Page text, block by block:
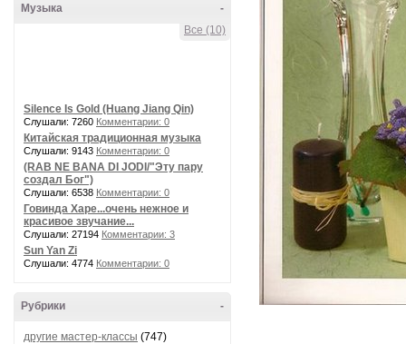
-
Музыка
Все (10)
Silence Is Gold (Huang Jiang Qin)
Слушали: 7260 Комментарии: 0
Китайская традиционная музыка
Слушали: 9143 Комментарии: 0
(RAB NE BANA DI JODI/"Эту пару
создал Бог")
Слушали: 6538 Комментарии: 0
Говинда Харе...очень нежное и
красивое звучание...
Слушали: 27194 Комментарии: 3
Sun Yan Zi
Слушали: 4774 Комментарии: 0
-
Рубрики
другие мастер-классы (747)